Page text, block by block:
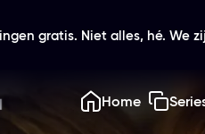
gratis. Niet alles, hé. We
Home